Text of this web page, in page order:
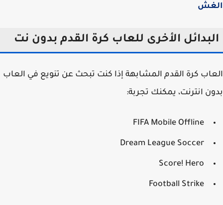
الأخرى للعاب كرة القدم بدون نت
كرة القدم المشابهة إذا كنت تبحث عن تنويع في العاب
انترنت، يمكنك تجربة:
FIFA Mobile Offline
Dream League Soccer
Score! Hero
Football Strike